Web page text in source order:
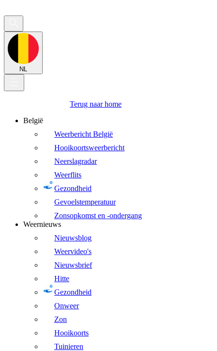
NL
Terug naar home
België
Weerbericht België
Hooikoortsweerbericht
Neerslagradar
Weerflits
Gezondheid
Gevoelstemperatuur
Zonsopkomst en -ondergang
Weernieuws
Nieuwsblog
Weervideo's
Nieuwsbrief
Hitte
Gezondheid
Onweer
Zon
Hooikoorts
Tuinieren